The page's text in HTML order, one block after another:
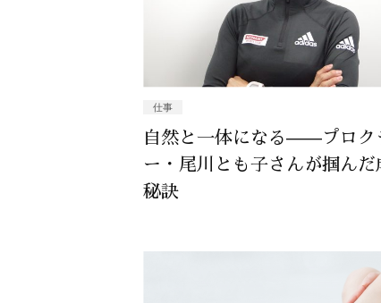
仕事
自然と一体になる——プロク
ー・尾川とも子さんが掴んだ
秘訣